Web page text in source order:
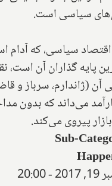
سیاسی است.
سیاسی، که آدام
پایه گذاران آن است،
آن (ژاندارم، سرباز و
می‌داند که بدون
پیروی می‌کند.
Sub-